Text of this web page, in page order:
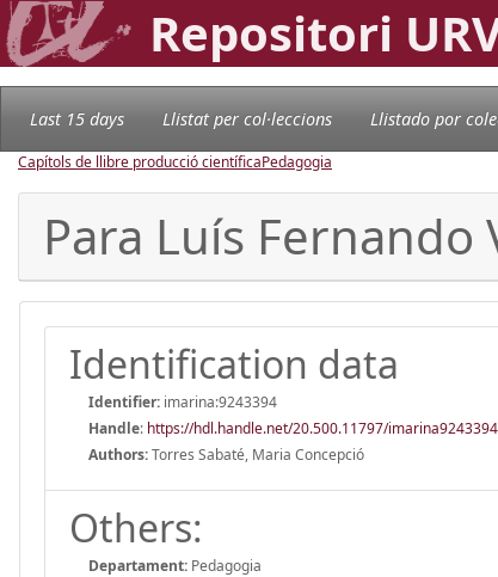
Repositori
Last 15 days Llistat per col·leccions Llistado por
Capítols de llibre producció científicaPedagogia
Para Luís Fernando
Identification data
Identifier: imarina:9243394
Handle: https://hdl.handle.net/20.500.11797/imarina9243394
Authors:Torres Sabaté, Maria Concepció
Others:
Departament: Pedagogia